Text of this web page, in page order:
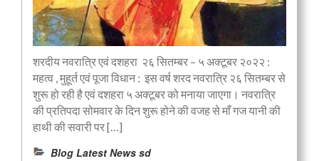
शरदीय नवरात्रि एवं दशहरा २६ सितम्बर – ५ अक्टूबर २०२२ :
महत्व , मुहूर्त एवं पूजा विधान : इस वर्ष शरद नवरात्रि २६ सितम्बर से
शुरू हो रही है एवं दशहरा ५ अक्टूबर को मनाया जाएगा। नवरात्रि
की प्रतिपदा सोमवार के दिन शुरू होने की वजह से माँ गज यानी की
हाथी की सवारी पर […]
Blog Latest News sd